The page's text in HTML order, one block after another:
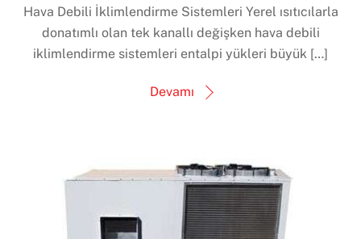
Hava Debili İklimlendirme Sistemleri Yerel ısıtıcılarla
donatımlı olan tek kanallı değişken hava debili
iklimlendirme sistemleri entalpi yükleri büyük […]
Devamı